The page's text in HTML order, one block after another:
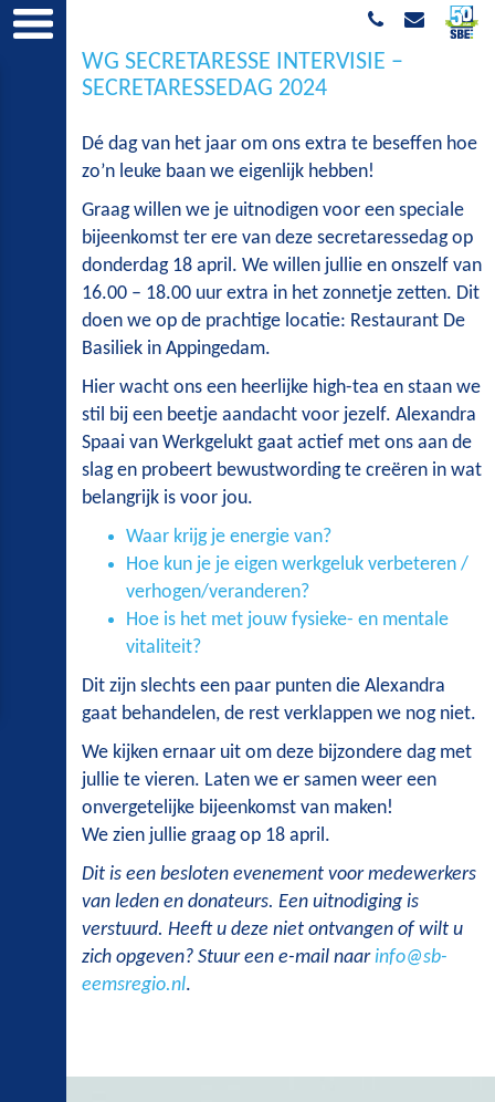
WG SECRETARESSE INTERVISIE –
SECRETARESSEDAG 2024
Dé dag van het jaar om ons extra te beseffen hoe
zo’n leuke baan we eigenlijk hebben!
Graag willen we je uitnodigen voor een speciale
bijeenkomst ter ere van deze secretaressedag op
donderdag 18 april. We willen jullie en onszelf van
16.00 – 18.00 uur extra in het zonnetje zetten. Dit
doen we op de prachtige locatie: Restaurant De
Basiliek in Appingedam.
Hier wacht ons een heerlijke high-tea en staan we
stil bij een beetje aandacht voor jezelf. Alexandra
Spaai van Werkgelukt gaat actief met ons aan de
slag en probeert bewustwording te creëren in wat
belangrijk is voor jou.
Waar krijg je energie van?
Hoe kun je je eigen werkgeluk verbeteren /
verhogen/veranderen?
Hoe is het met jouw fysieke- en mentale
vitaliteit?
Dit zijn slechts een paar punten die Alexandra
gaat behandelen, de rest verklappen we nog niet.
We kijken ernaar uit om deze bijzondere dag met
jullie te vieren. Laten we er samen weer een
onvergetelijke bijeenkomst van maken!
We zien jullie graag op 18 april.
Dit is een besloten evenement voor medewerkers
van leden en donateurs. Een uitnodiging is
verstuurd. Heeft u deze niet ontvangen of wilt u
zich opgeven? Stuur een e-mail naarinfo@sb-
eemsregio.nl.